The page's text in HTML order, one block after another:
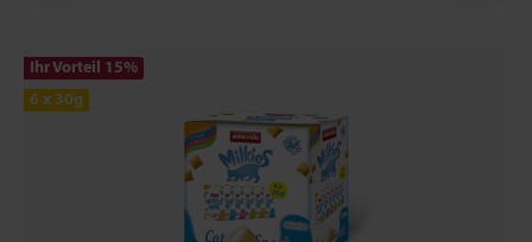
Ihr Vorteil 15%
6 x 30g